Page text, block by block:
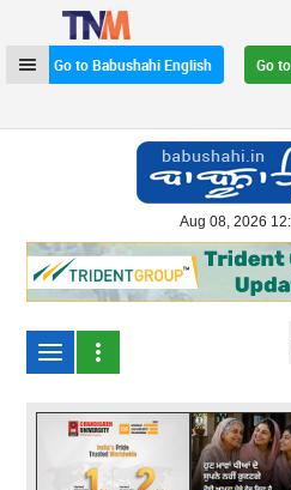
Go to Babushahi English
Go
Aug 08, 2026